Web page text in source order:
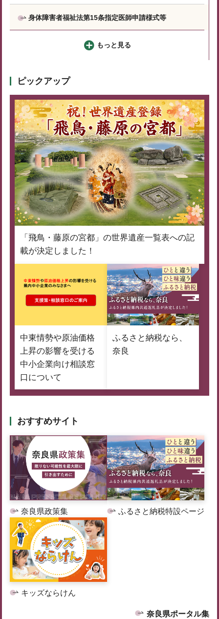
身体障害者福祉法第15条指定医師申請様式等
もっと見る
ピックアップ
「飛鳥・藤原の宮都」の世界遺産一覧表への記
載が決定しました！
中東情勢や原油価格
上昇の影響を受ける
中小企業向け相談窓
口について
ふるさと納税なら、
奈良
おすすめサイト
奈良県政策集 ふるさと納税特設ページ
キッズならけん
奈良県ポータル集